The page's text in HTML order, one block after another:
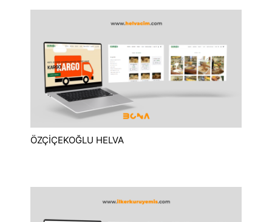
ÖZÇİÇEKOĞLU HELVA